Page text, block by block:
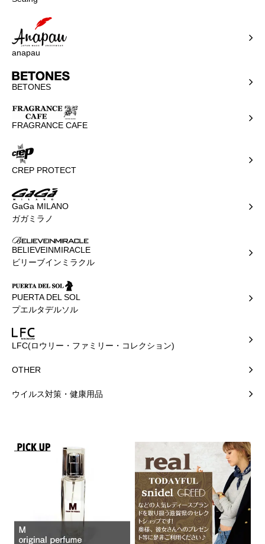
anapau
BETONES
FRAGRANCE CAFE
CREP PROTECT
GaGa MILANO
ガガミラノ
BELIEVEINMIRACLE
ビリーブインミラクル
PUERTA DEL SOL
プエルタデルソル
LFC(ロウリー・ファミリー・コレクション)
OTHER
ウイルス対策・健康用品